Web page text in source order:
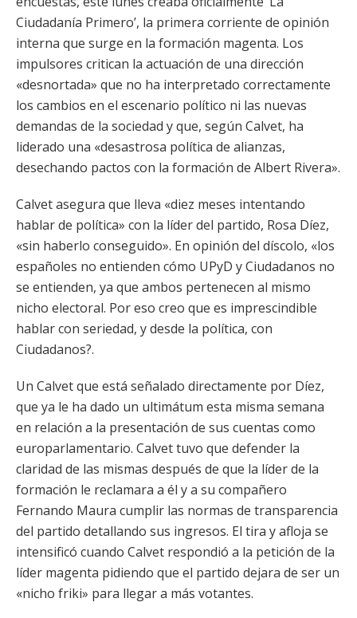
Ciudadanía Primero’, la primera corriente de opinión
interna que surge en la formación magenta. Los
impulsores critican la actuación de una dirección
«desnortada» que no ha interpretado correctamente
los cambios en el escenario político ni las nuevas
demandas de la sociedad y que, según Calvet, ha
liderado una «desastrosa política de alianzas,
desechando pactos con la formación de Albert Rivera».
Calvet asegura que lleva «diez meses intentando
hablar de política» con la líder del partido, Rosa Díez,
«sin haberlo conseguido». En opinión del díscolo, «los
españoles no entienden cómo UPyD y Ciudadanos no
se entienden, ya que ambos pertenecen al mismo
nicho electoral. Por eso creo que es imprescindible
hablar con seriedad, y desde la política, con
Ciudadanos?.
Un Calvet que está señalado directamente por Díez,
que ya le ha dado un ultimátum esta misma semana
en relación a la presentación de sus cuentas como
europarlamentario. Calvet tuvo que defender la
claridad de las mismas después de que la líder de la
formación le reclamara a él y a su compañero
Fernando Maura cumplir las normas de transparencia
del partido detallando sus ingresos. El tira y afloja se
intensificó cuando Calvet respondió a la petición de la
líder magenta pidiendo que el partido dejara de ser un
«nicho friki» para llegar a más votantes.